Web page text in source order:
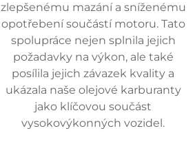
zlepšenému mazání a sníženému
opotřebení součástí motoru. Tato
spolupráce nejen splnila jejich
požadavky na výkon, ale také
posílila jejich závazek kvality a
ukázala naše olejové karburanty
jako klíčovou součást
vysokovýkonných vozidel.